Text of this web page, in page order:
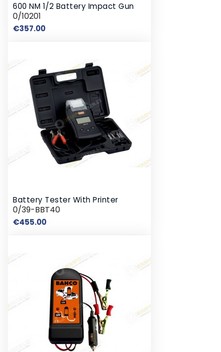
600 NM 1/2 Battery Impact Gun
0/10201
€357.00Price
Battery Tester With Printer
0/39-BBT40
€455.00Price